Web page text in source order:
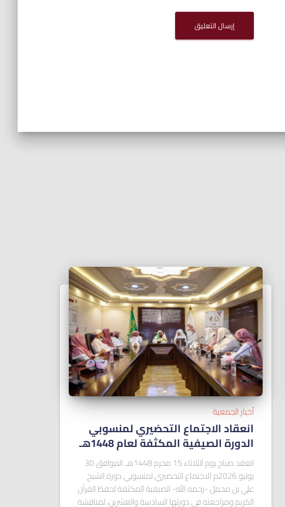
أخبار الجمعية
انعقاد الاجتماع التحضيري لمنسوبي
الدورة الصيفية المكثفة لعام 1448هـ
انعقد صباح يوم الثلاثاء 15 محرم 1448هـ الموافق 30
يونيو 2026م الاجتماع التحضيري لمنسوبي دورة الشيخ
علي بن محمل -رحمه الله- الصيفية المكثفة لحفظ القرآن
الكريم ومراجعته في دورتها السادسة والعشرين، لمناقشة